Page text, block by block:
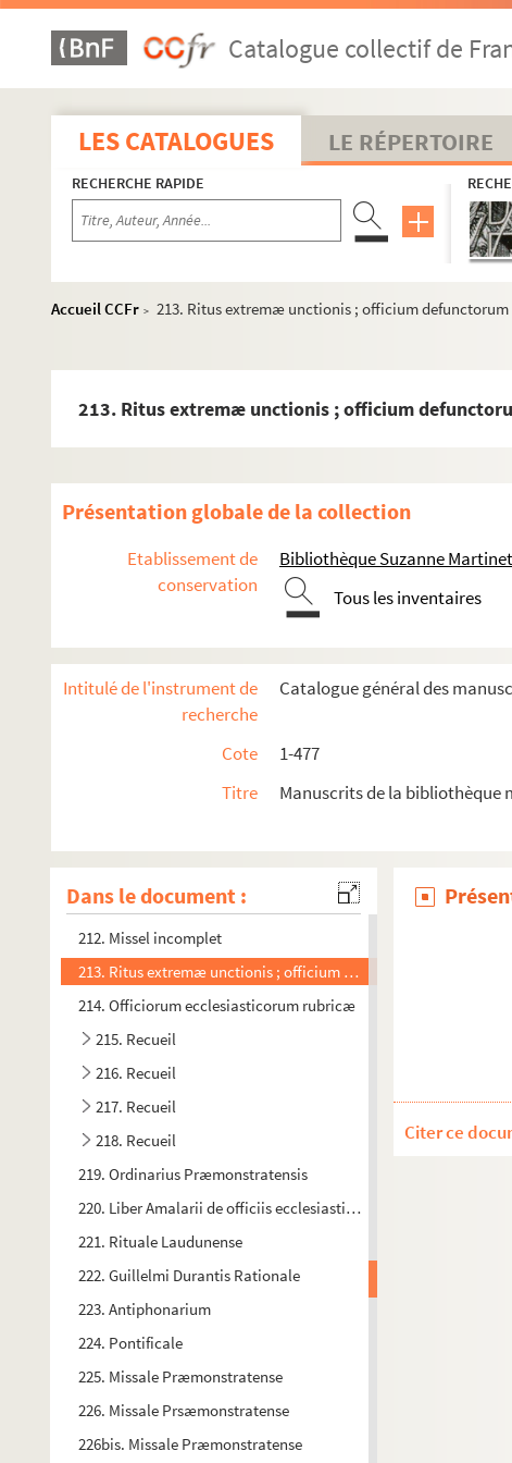
Catalogue collectif de
LES CATALOGUES LE RÉPERTOIRE
RECHERCHE RAPIDE
Accueil CCFr > 213. Ritus extremæ unctionis ; officium defunctorum
213. Ritus extremæ unctionis ; officium
Présentation globale de la collection
Etablissement de
conservation
Bibliothèque Suzanne
Tous les inventaires
Intitulé de l'instrument de
recherche
Catalogue général des
Cote
1-477
Titre
Manuscrits de la bibliothèque
Dans le document :
187. S. Gregorii liber Pastoralis
188. Incipit liber Pastoralis S. Gregorii pape scriptus ad
189. Recueil
190. Guillelmi de Mandagoto. De electionibus. Summaria
191. Guillelmi de Mandagoto) De electionibus
192. Libellus a magistro G. (Guillelmo) de Mandagoto
193. Recueil
198. Compendium theologice veritatis
200. Collectio canonum et decretorum
202. Lectionarium
204bis. Rituale
205. Recueil
210. Ordinaire cistercien
211. Rituale
212. Missel incomplet
213. Ritus extremæ unctionis ; officium defunctorum
214. Officiorum ecclesiasticorum rubricæ
215. Recueil
216. Recueil
217. Recueil
218. Recueil
219. Ordinarius Præmonstratensis
220. Liber Amalarii de officiis ecclesiasticis
221. Rituale Laudunense
222. Guillelmi Durantis Rationale
223. Antiphonarium
224. Pontificale
225. Missale Præmonstratense
226. Missale Prsæmonstratense
226bis. Missale Præmonstratense
Citer ce